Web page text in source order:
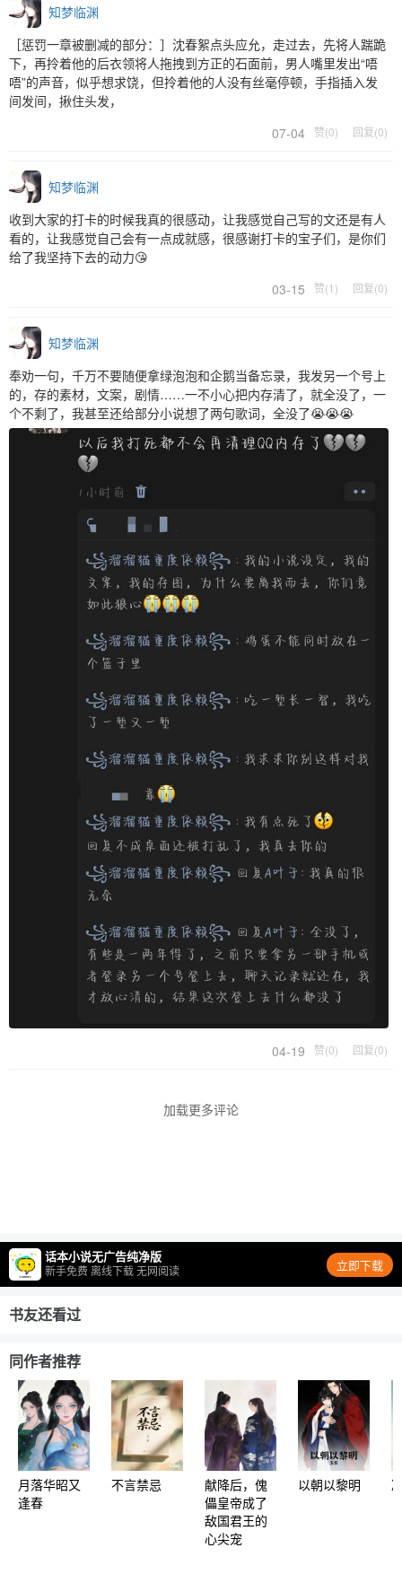
知梦临渊
［惩罚一章被删减的部分：］沈春絮点头应允，走过去，先将人踹跪
下，再拎着他的后衣领将人拖拽到方正的石面前，男人嘴里发出“唔
唔”的声音，似乎想求饶，但拎着他的人没有丝毫停顿，手指插入发
间发间，揪住头发，
07-04
赞(0) 回复(0)
知梦临渊
收到大家的打卡的时候我真的很感动，让我感觉自己写的文还是有人
看的，让我感觉自己会有一点成就感，很感谢打卡的宝子们，是你们
给了我坚持下去的动力😘
03-15
赞(1) 回复(0)
知梦临渊
奉劝一句，千万不要随便拿绿泡泡和企鹅当备忘录，我发另一个号上
的，存的素材，文案，剧情……一不小心把内存清了，就全没了，一
个不剩了，我甚至还给部分小说想了两句歌词，全没了😭😭😭
04-19 赞(0) 回复(0)
加载更多评论
话本小说无广告纯净版
新手免费 离线下载 无网阅读 立即下载
书友还看过
同作者推荐
月落华昭又
逢春
不言禁忌
献降后，傀
儡皇帝成了
敌国君王的
心尖宠
以朝以黎明